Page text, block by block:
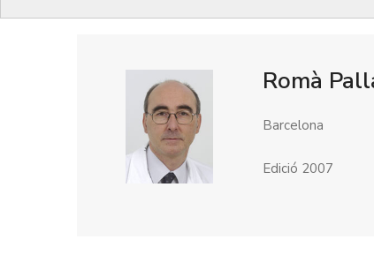
Romà
Barcelona
Edició 2007